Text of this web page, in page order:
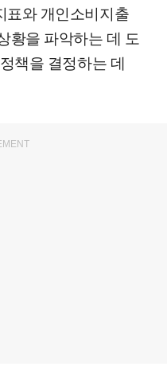
표와 개인소비지출
황을 파악하는 데 도
책을 결정하는 데